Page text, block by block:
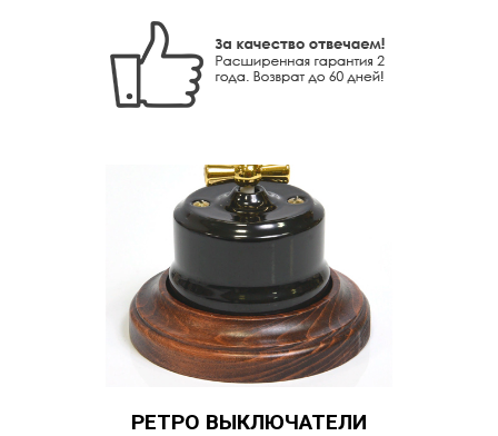
РЕТРО ВЫКЛЮЧАТЕЛИ